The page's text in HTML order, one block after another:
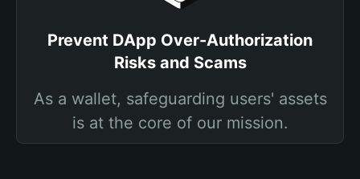
Prevent DApp Over-Authorization
Risks and Scams
As a wallet, safeguarding users' assets
is at the core of our mission.